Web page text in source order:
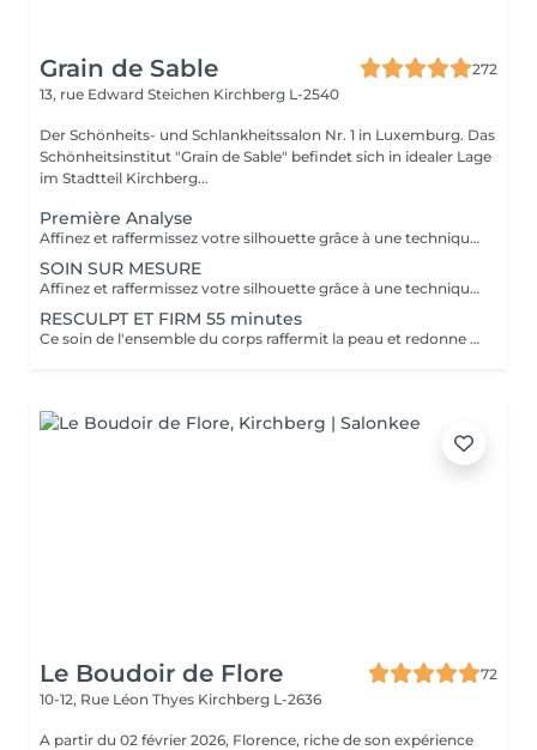
Grain de Sable
272
13, rue Edward Steichen Kirchberg L-2540
Der Schönheits- und Schlankheitssalon Nr. 1 in Luxemburg. Das
Schönheitsinstitut "Grain de Sable" befindet sich in idealer Lage
im Stadtteil Kirchberg...
Première Analyse
Affinez et raffermissez votre silhouette grâce à une technique de palper-rouler associée à un système d'aspiration. La dernière génération, le Cellu M6 INFINITY est un programme de soins basés sur la technique " Endermologie ", permettant de stimuler la circulation et les tissus de la peau en profondeur grâce à un système mécanique de palper-rouler. Associant confort et efficacité, cette technique, très proche d'un massage manuel, assouplit les tissus, améliore la circulation veineuse et lymphatique et permet une meilleure élimination des toxines. Les soins du corps Cellu M6 INFINITY permettent de : - déstocker les graisses - lisser la cellulite - raffermir la peau - retrouver des jambes légères
SOIN SUR MESURE
Affinez et raffermissez votre silhouette grâce à une technique de palper-rouler associée à un système d'aspiration. La dernière génération, le Cellu M6 INFINITY est un programme de soins basés sur la technique " Endermologie ", permettant de stimuler la circulation et les tissus de la peau en profondeur grâce à un système mécanique de palper-rouler. Associant confort et efficacité, cette technique, très proche d'un massage manuel, assouplit les tissus, améliore la circulation veineuse et lymphatique et permet une meilleure élimination des toxines. Les soins du corps Cellu M6 INFINITY permettent de : - déstocker les graisses - lisser la cellulite - raffermir la peau - retrouver des jambes légères
RESCULPT ET FIRM 55 minutes
Ce soin de l'ensemble du corps raffermit la peau et redonne du galbe aux courbes pour retrouver une silhouette resculptée et plus ferme tout en procurant un grand moment de bien-être.
Le Boudoir de Flore
72
10-12, Rue Léon Thyes Kirchberg L-2636
A partir du 02 février 2026, Florence, riche de son expérience